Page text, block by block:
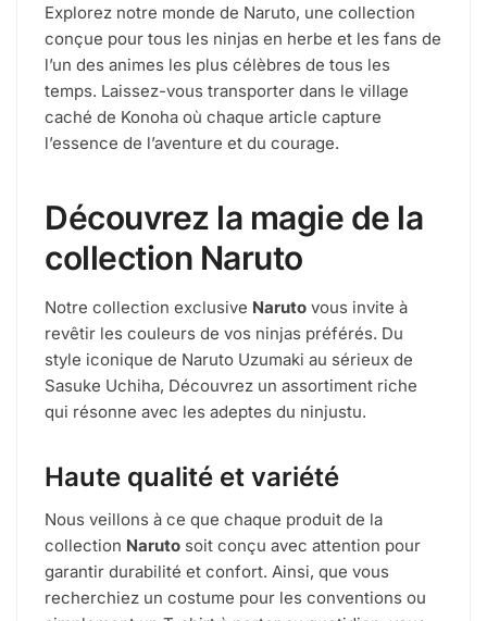
Explorez notre monde de Naruto, une collection
conçue pour tous les ninjas en herbe et les fans de
l’un des animes les plus célèbres de tous les
temps. Laissez-vous transporter dans le village
caché de Konoha où chaque article capture
l’essence de l’aventure et du courage.
Découvrez la magie de la
collection Naruto
Notre collection exclusive Naruto vous invite à
revêtir les couleurs de vos ninjas préférés. Du
style iconique de Naruto Uzumaki au sérieux de
Sasuke Uchiha, Découvrez un assortiment riche
qui résonne avec les adeptes du ninjustu.
Haute qualité et variété
Nous veillons à ce que chaque produit de la
collection Naruto soit conçu avec attention pour
garantir durabilité et confort. Ainsi, que vous
recherchiez un costume pour les conventions ou